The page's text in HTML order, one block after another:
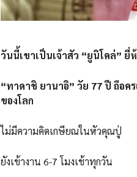
วันนี้เขาเป็นเจ้าสัว “ยูนิโคล่”
“ทาดาชิ ยานาอิ” วัย 77 ปี ถือ
ของโลก
ไม่มีความคิดเกษียณในหัวคุณปู่
ยังเข้างาน 6-7 โมงเช้าทุกวัน